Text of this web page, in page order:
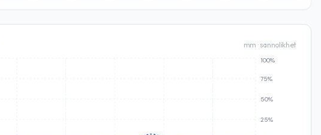
mm · sannolikhet
25%
50%
75%
100%